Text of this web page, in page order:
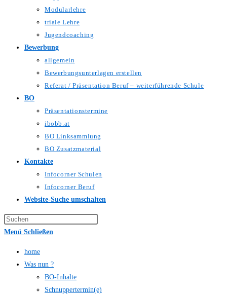
Modularlehre
triale Lehre
Jugendcoaching
Bewerbung
allgemein
Bewerbungsunterlagen erstellen
Referat / Präsentation Beruf – weiterführende Schule
BO
Präsentationstermine
ibobb.at
BO Linksammlung
BO Zusatzmaterial
Kontakte
Infocorner Schulen
Infocorner Beruf
Website-Suche umschalten
Menü Schließen
home
Was nun ?
BO-Inhalte
Schnuppertermin(e)